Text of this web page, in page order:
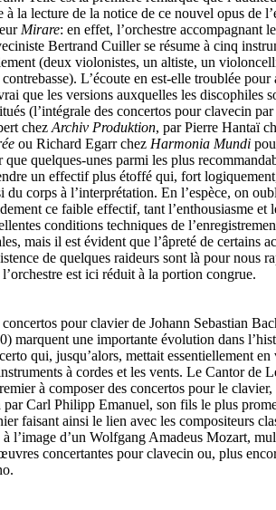
à la lecture de la notice de ce nouvel opus de
Mirare: en effet, l’orchestre accompagnant le
Bertrand Cuiller se résume à cinq
(deux violonistes, un altiste, un
L’écoute en est-elle troublée pour
que les versions auxquelles les discophiles
(l’intégrale des concertos pour clavecin
chez Archiv Produktion, par Pierre Hantaï
ou Richard Egarr chez Harmonia Mundi
que quelques-unes parmi les plus
un effectif plus étoffé qui, fort
du corps à l’interprétation. En l’espèce, on
ce faible effectif, tant l’enthousiasme et
conditions techniques de
mais il est évident que l’âpreté de certains
de quelques raideurs sont là pour nous
l’orchestre est ici réduit à la portion congrue.
pour clavier de Johann Sebastian
marquent une importante évolution dans
qui, jusqu’alors, mettait essentiellement en
à cordes et les vents. Le Cantor de
à composer des concertos pour le
par Carl Philipp Emanuel, son fils le plus
faisant ainsi le lien avec les compositeurs
l’image d’un Wolfgang Amadeus Mozart,
concertantes pour clavecin ou, plus